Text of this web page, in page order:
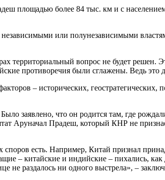
площадью более 84 тыс. км и с
или полунезависимыми
территориальный вопрос не будет решен.
противоречия были сглажены. Ведь это
– исторических, геостратегических,
заявлено, что он родится там, где
Аруначал Прадеш, который КНР не
есть. Например, Китай признал
– китайские и индийские – пихались,
не раздалось ни одного выстрела», –